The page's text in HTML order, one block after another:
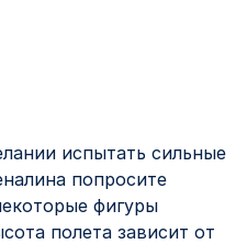
испытать сильные
попросите
фигуры
полета зависит от